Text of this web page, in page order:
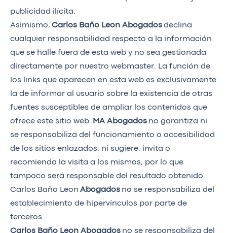
publicidad ilícita.
Asimismo, Carlos Baño Leon Abogados declina
cualquier responsabilidad respecto a la información
que se halle fuera de esta web y no sea gestionada
directamente por nuestro webmaster. La función de
los links que aparecen en esta web es exclusivamente
la de informar al usuario sobre la existencia de otras
fuentes susceptibles de ampliar los contenidos que
ofrece este sitio web.
MA Abogados no garantiza ni
se responsabiliza del funcionamiento o accesibilidad
de los sitios enlazados; ni sugiere, invita o
recomienda la visita a los mismos, por lo que
tampoco será responsable del resultado obtenido.
Carlos Baño Leon Abogados no se responsabiliza del
establecimiento de hipervínculos por parte de
terceros.
Carlos Baño Leon Abogados no se responsabiliza del